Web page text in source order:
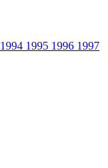
1994 1995 1996 1997